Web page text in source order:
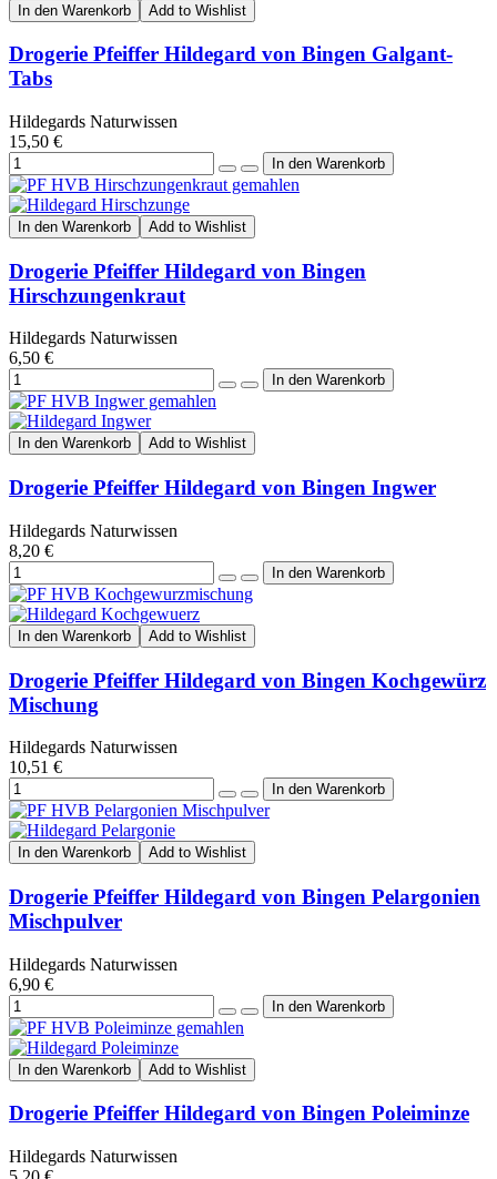
In den Warenkorb Add to Wishlist
Drogerie Pfeiffer Hildegard von Bingen Galgant-
Tabs
Hildegards Naturwissen
15,50 €
In den Warenkorb Add to Wishlist
Drogerie Pfeiffer Hildegard von Bingen
Hirschzungenkraut
Hildegards Naturwissen
6,50 €
In den Warenkorb Add to Wishlist
Drogerie Pfeiffer Hildegard von Bingen Ingwer
Hildegards Naturwissen
8,20 €
In den Warenkorb Add to Wishlist
Drogerie Pfeiffer Hildegard von Bingen Kochgewürz
Mischung
Hildegards Naturwissen
10,51 €
In den Warenkorb Add to Wishlist
Drogerie Pfeiffer Hildegard von Bingen Pelargonien
Mischpulver
Hildegards Naturwissen
6,90 €
In den Warenkorb Add to Wishlist
Drogerie Pfeiffer Hildegard von Bingen Poleiminze
Hildegards Naturwissen